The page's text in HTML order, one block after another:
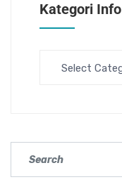
Kategori Info